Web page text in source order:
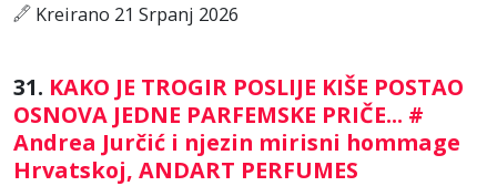
Kreirano 21 Srpanj 2026
31. KAKO JE TROGIR POSLIJE KIŠE POSTAO
OSNOVA JEDNE PARFEMSKE PRIČE... #
Andrea Jurčić i njezin mirisni hommage
Hrvatskoj, ANDART PERFUMES